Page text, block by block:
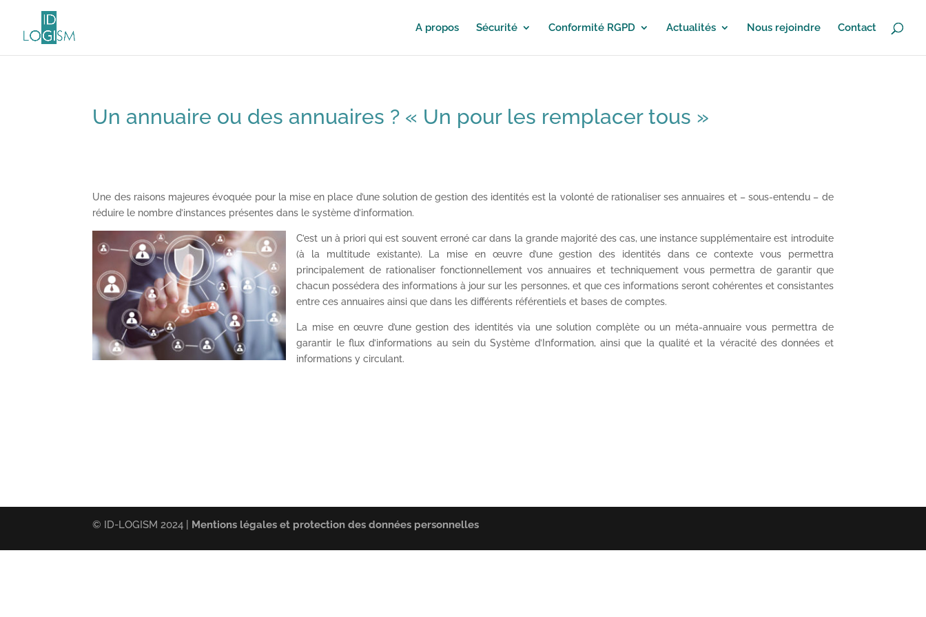
A propos Sécurité Conformité RGPD Actualités Nous rejoindre Contact
Un annuaire ou des annuaires ? « Un pour les remplacer tous »
Une des raisons majeures évoquée pour la mise en place d’une solution de gestion des identités est la volonté de rationaliser ses annuaires et – sous-entendu – de
réduire le nombre d’instances présentes dans le système d’information.
C’est un à priori qui est souvent erroné car dans la grande majorité des cas, une instance supplémentaire est introduite
(à la multitude existante). La mise en œuvre d’une gestion des identités dans ce contexte vous permettra
principalement de rationaliser fonctionnellement vos annuaires et techniquement vous permettra de garantir que
chacun possédera des informations à jour sur les personnes, et que ces informations seront cohérentes et consistantes
entre ces annuaires ainsi que dans les différents référentiels et bases de comptes.
La mise en œuvre d’une gestion des identités via une solution complète ou un méta-annuaire vous permettra de
garantir le flux d’informations au sein du Système d’Information, ainsi que la qualité et la véracité des données et
informations y circulant.
© ID-LOGISM 2024 | Mentions légales et protection des données personnelles